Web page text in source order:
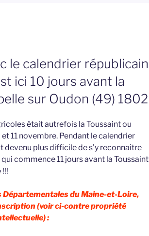
le calendrier républicain
ici 10 jours avant la
sur Oudon (49) 1802
était autrefois la Toussaint ou
et 11 novembre. Pendant le calendrier
devenu plus difficile de s’y reconnaître
commence 11 jours avant la Toussaint
du Maine-et-Loire,
(voir ci-contre propriété
: